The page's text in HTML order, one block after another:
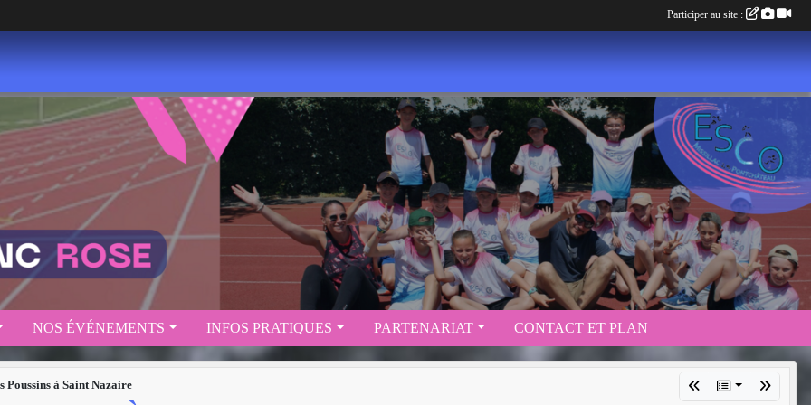
NOS ÉVÉNEMENTS INFOS PRATIQUES PARTENARIAT CONTACT ET PLAN
à Saint Nazaire
Participer au site :